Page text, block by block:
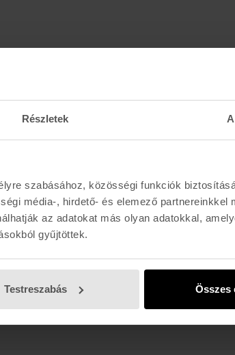
Részletek
szabásához, közösségi funkciók
média-, hirdető- és elemező partnereinkkel
az adatokat más olyan adatokkal,
gyűjtöttek.
Testreszabás Összes
- Péntek: 11:00 - 19:00
11:00 - 19:00
11:00 - 17:00